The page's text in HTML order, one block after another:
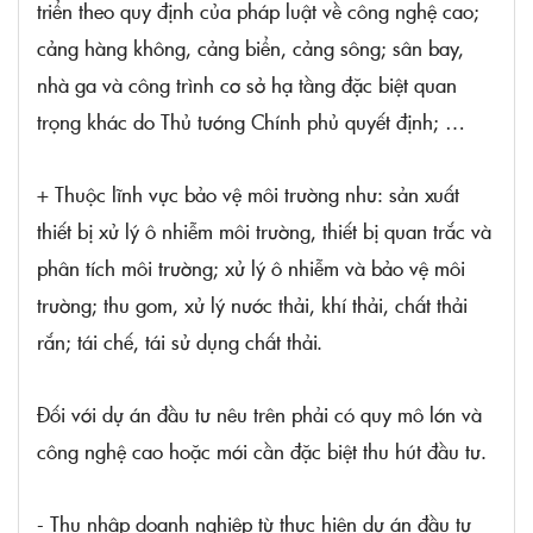
triển theo quy định của pháp luật về công nghệ cao;
cảng hàng không, cảng biển, cảng sông; sân bay,
nhà ga và công trình cơ sở hạ tầng đặc biệt quan
trọng khác do Thủ tướng Chính phủ quyết định; …
+ Thuộc lĩnh vực bảo vệ môi trường như: sản xuất
thiết bị xử lý ô nhiễm môi trường, thiết bị quan trắc và
phân tích môi trường; xử lý ô nhiễm và bảo vệ môi
trường; thu gom, xử lý nước thải, khí thải, chất thải
rắn; tái chế, tái sử dụng chất thải.
Đối với dự án đầu tư nêu trên phải có quy mô lớn và
công nghệ cao hoặc mới cần đặc biệt thu hút đầu tư.
- Thu nhập doanh nghiệp từ thực hiện dự án đầu tư